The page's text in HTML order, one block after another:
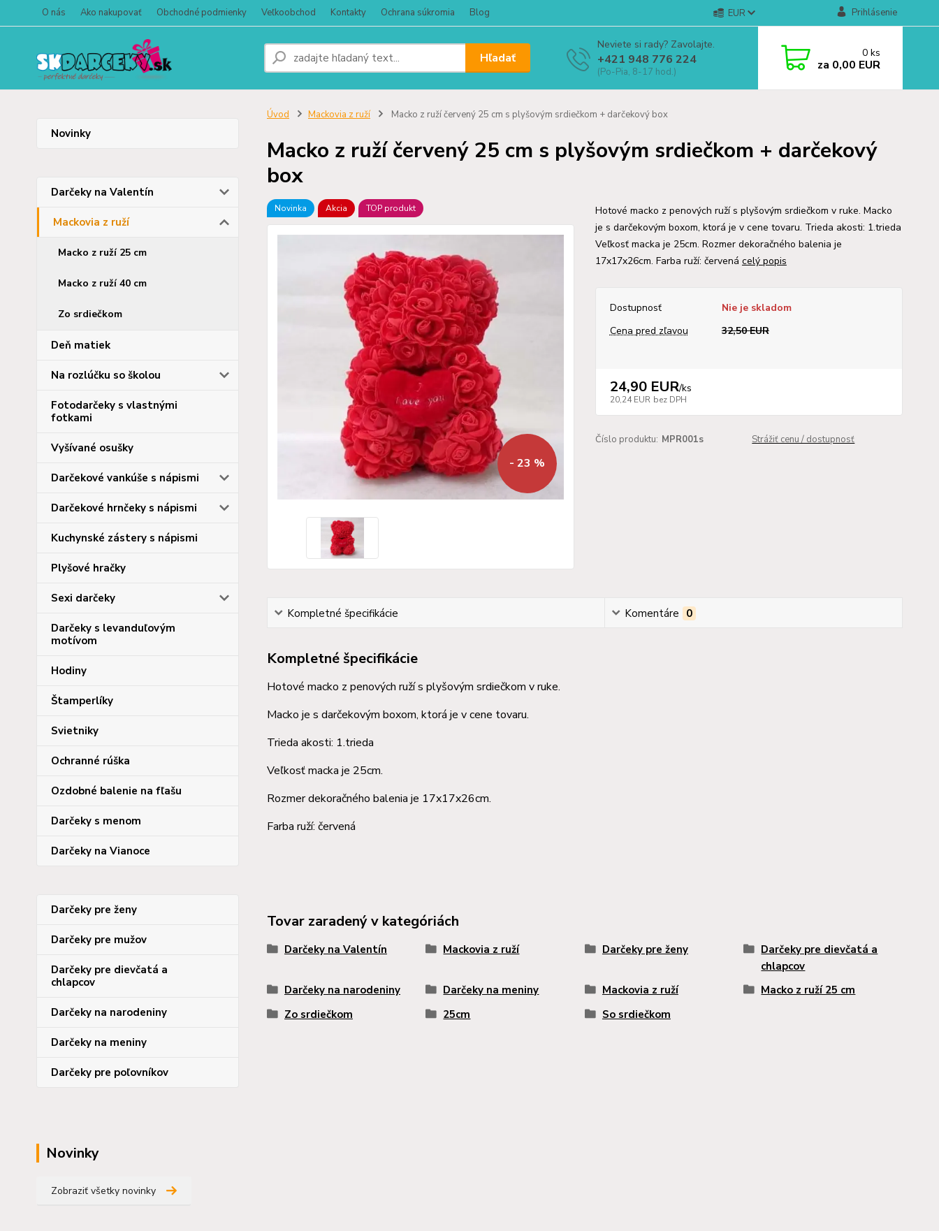
O nás Ako nakupovať Obchodné podmienky Veľkoobchod Kontakty Ochrana súkromia Blog EUR Prihlásenie
Hľadať
Neviete si rady? Zavolajte.
+421 948 776 224
(Po-Pia, 8-17 hod.)
0 ks
za 0,00 EUR
Novinky
Darčeky na Valentín
Mackovia z ruží
Macko z ruží 25 cm
Macko z ruží 40 cm
Zo srdiečkom
Deň matiek
Na rozlúčku so školou
Fotodarčeky s vlastnými
fotkami
Vyšívané osušky
Darčekové vankúše s nápismi
Darčekové hrnčeky s nápismi
Kuchynské zástery s nápismi
Plyšové hračky
Sexi darčeky
Darčeky s levanduľovým
motívom
Hodiny
Štamperlíky
Svietniky
Ochranné rúška
Ozdobné balenie na fľašu
Darčeky s menom
Darčeky na Vianoce
Darčeky pre ženy
Darčeky pre mužov
Darčeky pre dievčatá a
chlapcov
Darčeky na narodeniny
Darčeky na meniny
Darčeky pre poľovníkov
Novinky
Zobraziť všetky novinky
Úvod Mackovia z ruží Macko z ruží červený 25 cm s plyšovým srdiečkom + darčekový box
Macko z ruží červený 25 cm s plyšovým srdiečkom + darčekový
box
Novinka Akcia TOP produkt
- 23 %
Hotové macko z penových ruží s plyšovým srdiečkom v ruke. Macko
je s darčekovým boxom, ktorá je v cene tovaru. Trieda akosti: 1.trieda
Veľkosť macka je 25cm. Rozmer dekoračného balenia je
17x17x26cm. Farba ruží: červená celý popis
Dostupnosť
Nie je skladom
Cena pred zľavou
32,50 EUR
24,90 EUR/ks
20,24 EUR bez DPH
Číslo produktu: MPR001s Strážiť cenu / dostupnosť
Kompletné špecifikácie Komentáre 0
Kompletné špecifikácie
Hotové macko z penových ruží s plyšovým srdiečkom v ruke.
Macko je s darčekovým boxom, ktorá je v cene tovaru.
Trieda akosti: 1.trieda
Veľkosť macka je 25cm.
Rozmer dekoračného balenia je 17x17x26cm.
Farba ruží: červená
Tovar zaradený v kategóriách
Darčeky na Valentín Mackovia z ruží Darčeky pre ženy
Darčeky pre dievčatá a
chlapcov
Darčeky na narodeniny
Darčeky na meniny Mackovia z ruží
Macko z ruží 25 cm
Zo srdiečkom
25cm So srdiečkom